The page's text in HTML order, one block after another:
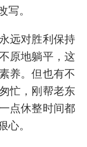
写。
远对胜利保持
原地躺平，这
养。但也有不
忙，刚帮老东
点休整时间都
心。